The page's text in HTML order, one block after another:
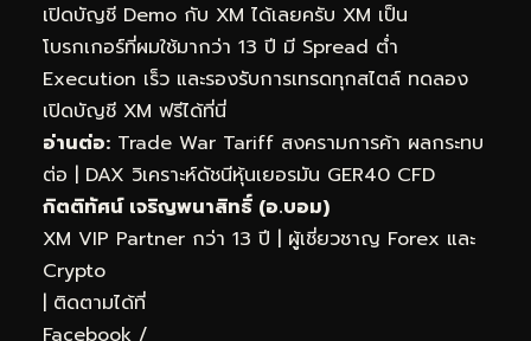
เปิดบัญชี Demo กับ XM ได้เลยครับ XM เป็น
โบรกเกอร์ที่ผมใช้มากว่า 13 ปี มี Spread ต่ำ
Execution เร็ว และรองรับการเทรดทุกสไตล์ ทดลอง
เปิดบัญชี XM ฟรีได้ที่นี่
อ่านต่อ: Trade War Tariff สงครามการค้า ผลกระทบ
ต่อ | DAX วิเคราะห์ดัชนีหุ้นเยอรมัน GER40 CFD
กิตติทัศน์ เจริญพนาสิทธิ์ (อ.บอม)
XM VIP Partner กว่า 13 ปี | ผู้เชี่ยวชาญ Forex และ
Crypto
| ติดตามได้ที่